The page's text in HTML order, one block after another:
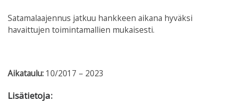
Satamalaajennus jatkuu hankkeen aikana hyväksi
havaittujen toimintamallien mukaisesti.
Aikataulu: 10/2017 – 2023
Lisätietoja: